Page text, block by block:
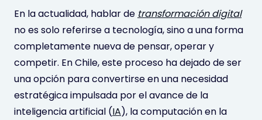
En la actualidad, hablar de transformación digital
no es solo referirse a tecnología, sino a una forma
completamente nueva de pensar, operar y
competir. En Chile, este proceso ha dejado de ser
una opción para convertirse en una necesidad
estratégica impulsada por el avance de la
inteligencia artificial (IA), la computación en la